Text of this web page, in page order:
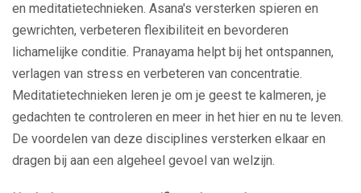
en meditatietechnieken. Asana's versterken spieren en
gewrichten, verbeteren flexibiliteit en bevorderen
lichamelijke conditie. Pranayama helpt bij het ontspannen,
verlagen van stress en verbeteren van concentratie.
Meditatietechnieken leren je om je geest te kalmeren, je
gedachten te controleren en meer in het hier en nu te leven.
De voordelen van deze disciplines versterken elkaar en
dragen bij aan een algeheel gevoel van welzijn.